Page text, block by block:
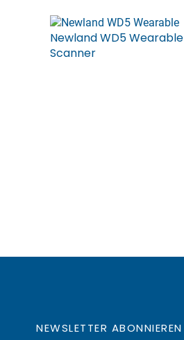
Newland WD5 Wearable
Scanner
NEWSLETTER ABONNIEREN